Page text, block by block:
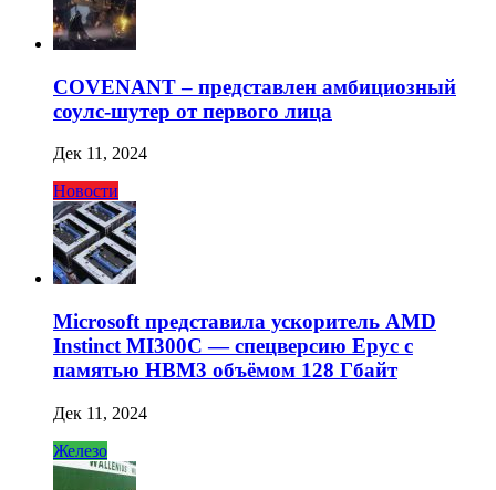
COVENANT – представлен амбициозный
соулс-шутер от первого лица
Дек 11, 2024
Новости
Microsoft представила ускоритель AMD
Instinct MI300C — спецверсию Epyc с
памятью HBM3 объёмом 128 Гбайт
Дек 11, 2024
Железо